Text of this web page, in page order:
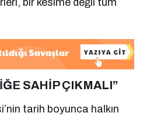
bir kesime değil tüm
SAHİP ÇIKMALI”
tarih boyunca halkın